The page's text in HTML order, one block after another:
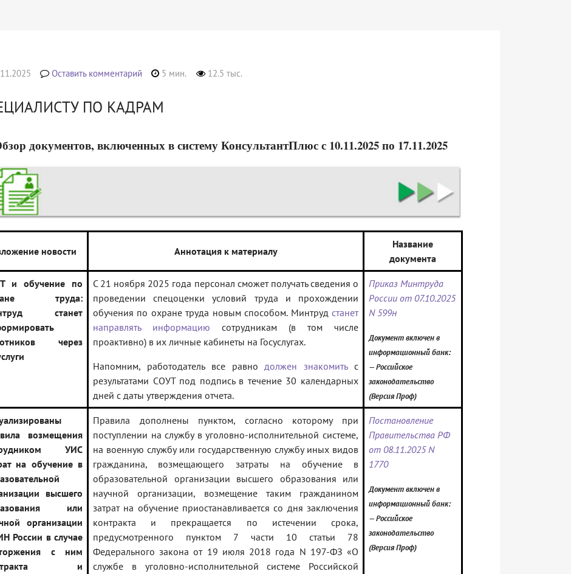
Оставить комментарий 5 мин. 12.5 тыс.
ПО КАДРАМ
документов, включенных в систему КонсультантПлюс с 10.11.2025 по 17.11.2025
новости Аннотация к материалу
Название
документа
и обучение по
труда:
станет
через
С 21 ноября 2025 года персонал сможет получать сведения о
проведении спецоценки условий труда и прохождении
обучения по охране труда новым способом. Минтруд станет
направлять информацию сотрудникам (в том числе
проактивно) в их личные кабинеты на Госуслугах.
Напомним, работодатель все равнодолжен знакомитьс
результатами СОУТ под подпись в течение 30 календарных
дней с даты утверждения отчета.
Приказ Минтруда
России от 07.10.2025
N 599н
Документ включен в
информационный банк:
— Российское
законодательство
(Версия Проф)
возмещения
УИС
на обучение в
высшего
или
организации
России в случае
с ним
и
Правила дополнены пунктом, согласно которому при
поступлении на службу в уголовно-исполнительной системе,
на военную службу или государственную службу иных видов
гражданина, возмещающего затраты на обучение в
образовательной организации высшего образования или
научной организации, возмещение таким гражданином
затрат на обучение приостанавливается со дня заключения
контракта и прекращается по истечении срока,
предусмотренного пунктом 7 части 10 статьи 78
Федерального закона от 19 июля 2018 года N 197-ФЗ «О
службе в уголовно-исполнительной системе Российской
Постановление
Правительства РФ
от 08.11.2025 N
1770
Документ включен в
информационный банк:
— Российское
законодательство
(Версия Проф)